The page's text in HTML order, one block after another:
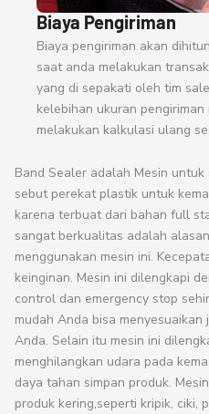
Biaya Pengiriman
Biaya pengiriman akan
saat anda melakukan
yang di sepakati oleh tim
kelebihan ukuran pengiriman
melakukan kalkulasi ulang
Band Sealer adalah Mesin
sebut perekat plastik untuk
karena terbuat dari bahan full
sangat berkualitas adalah
menggunakan mesin ini.
keinginan. Mesin ini dilengkapi
control dan emergency stop
mudah Anda bisa
Anda. Selain itu mesin ini
menghilangkan udara pada
daya tahan simpan produk.
produk kering,seperti kripik, ciki,